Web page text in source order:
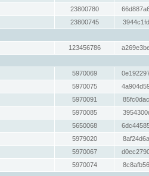
23800780
23800745
123456786
5970069
5970075
5970091
5970085
5650068
5979020
5970067
5970074